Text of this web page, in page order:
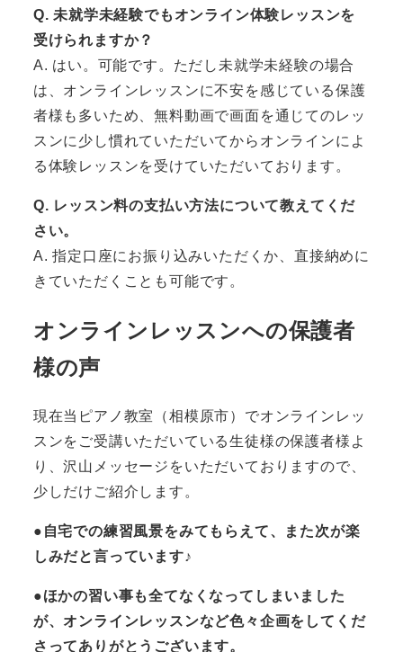
Q. 未就学未経験でもオンライン体験レッスンを
受けられますか？
A. はい。可能です。ただし未就学未経験の場合
は、オンラインレッスンに不安を感じている保護
者様も多いため、無料動画で画面を通じてのレッ
スンに少し慣れていただいてからオンラインによ
る体験レッスンを受けていただいております。
Q. レッスン料の支払い方法について教えてくだ
さい。
A. 指定口座にお振り込みいただくか、直接納めに
きていただくことも可能です。
オンラインレッスンへの保護者
様の声
現在当ピアノ教室（相模原市）でオンラインレッ
スンをご受講いただいている生徒様の保護者様よ
り、沢山メッセージをいただいておりますので、
少しだけご紹介します。
●自宅での練習風景をみてもらえて、また次が楽
しみだと言っています♪
●ほかの習い事も全てなくなってしまいました
が、オンラインレッスンなど色々企画をしてくだ
さってありがとうございます。